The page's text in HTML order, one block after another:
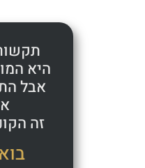
היא
אבל
זה